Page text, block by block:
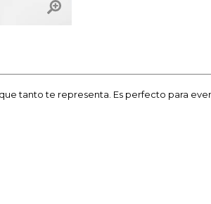
tanto te representa. Es perfecto para